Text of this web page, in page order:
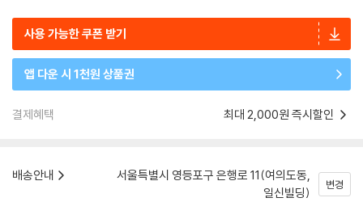
사용 가능한 쿠폰 받기
앱 다운 시 1천원 상품권
결제혜택 최대 2,000원 즉시할인
배송안내
서울특별시 영등포구 은행로 11(여의도동,
일신빌딩)
변경